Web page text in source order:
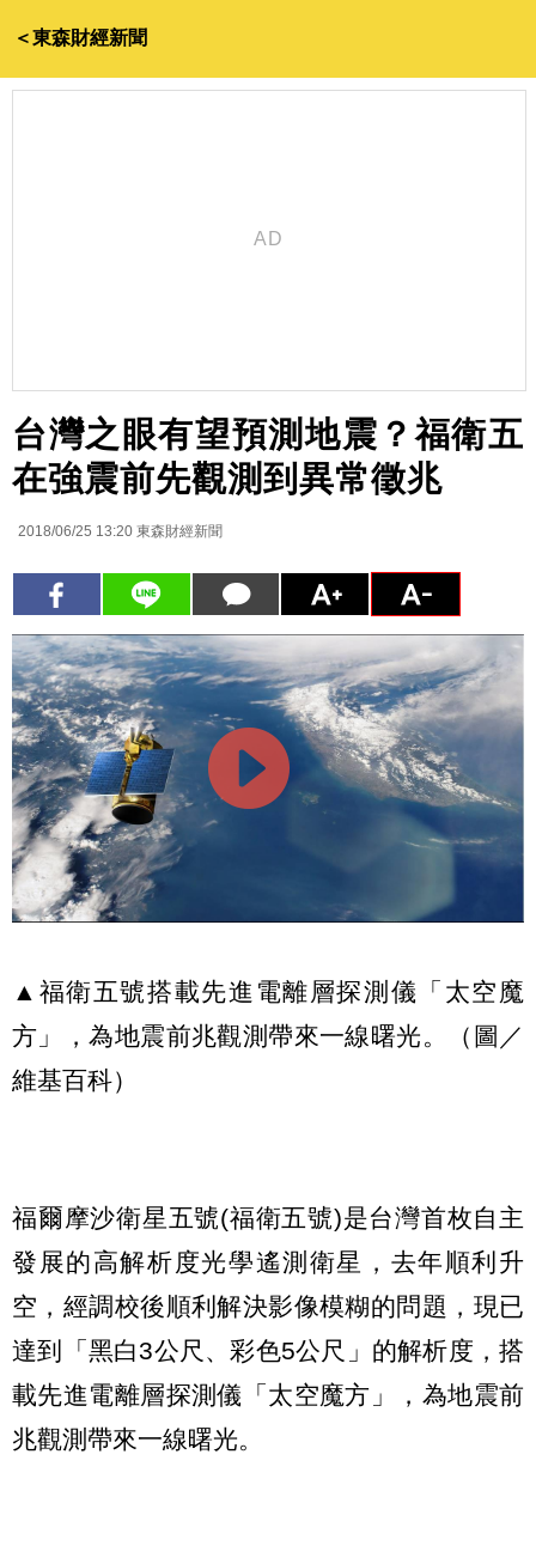
＜東森財經新聞
台灣之眼有望預測地震？福衛五
在強震前先觀測到異常徵兆
2018/06/25 13:20 東森財經新聞
▲福衛五號搭載先進電離層探測儀「太空魔
方」，為地震前兆觀測帶來一線曙光。（圖／
維基百科）
福爾摩沙衛星五號(福衛五號)是台灣首枚自主
發展的高解析度光學遙測衛星，去年順利升
空，經調校後順利解決影像模糊的問題，現已
達到「黑白3公尺、彩色5公尺」的解析度，搭
載先進電離層探測儀「太空魔方」，為地震前
兆觀測帶來一線曙光。